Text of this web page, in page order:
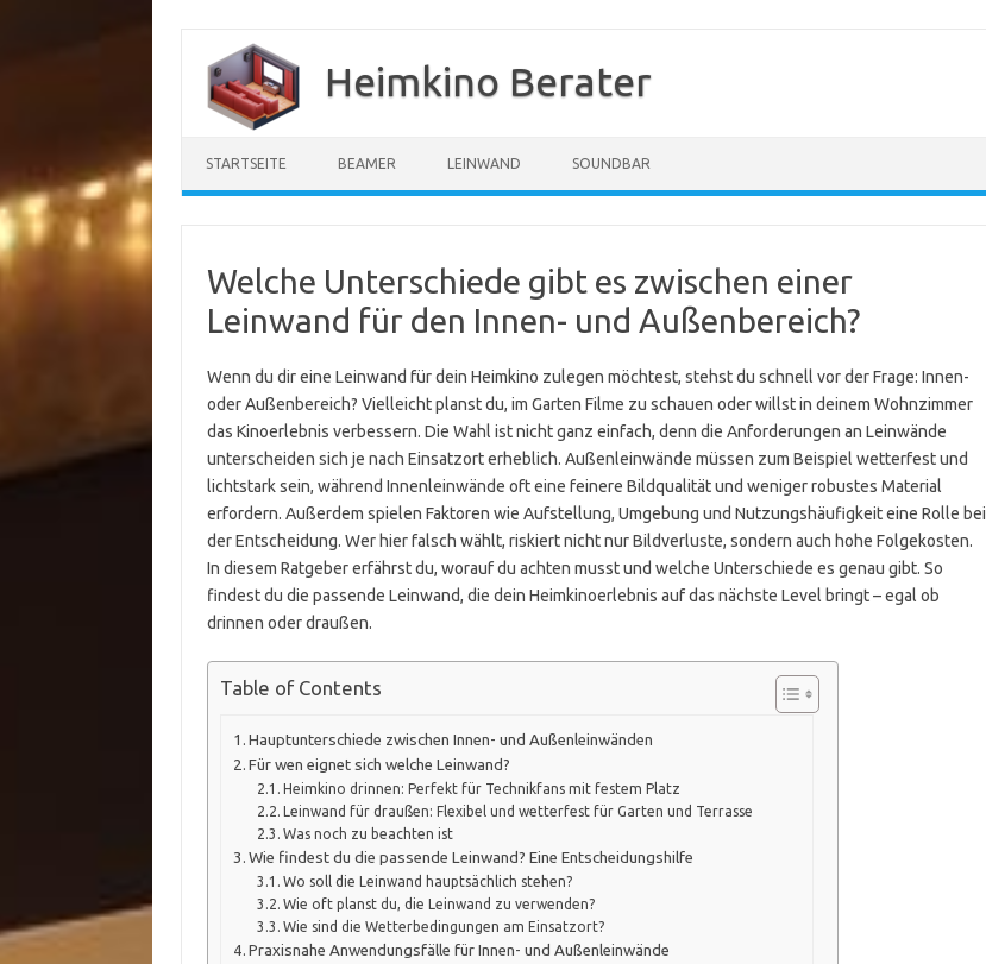
springen
Heimkino Berater
STARTSEITE BEAMER LEINWAND SOUNDBAR
Welche Unterschiede gibt es zwischen einer
Leinwand für den Innen- und Außenbereich?
Wenn du dir eine Leinwand für dein Heimkino zulegen möchtest, stehst du schnell vor der Frage: Innen-
oder Außenbereich? Vielleicht planst du, im Garten Filme zu schauen oder willst in deinem Wohnzimmer
das Kinoerlebnis verbessern. Die Wahl ist nicht ganz einfach, denn die Anforderungen an Leinwände
unterscheiden sich je nach Einsatzort erheblich. Außenleinwände müssen zum Beispiel wetterfest und
lichtstark sein, während Innenleinwände oft eine feinere Bildqualität und weniger robustes Material
erfordern. Außerdem spielen Faktoren wie Aufstellung, Umgebung und Nutzungshäufigkeit eine Rolle bei
der Entscheidung. Wer hier falsch wählt, riskiert nicht nur Bildverluste, sondern auch hohe Folgekosten.
In diesem Ratgeber erfährst du, worauf du achten musst und welche Unterschiede es genau gibt. So
findest du die passende Leinwand, die dein Heimkinoerlebnis auf das nächste Level bringt – egal ob
drinnen oder draußen.
Table of Contents
Hauptunterschiede zwischen Innen- und Außenleinwänden
Für wen eignet sich welche Leinwand?
Heimkino drinnen: Perfekt für Technikfans mit festem Platz
Leinwand für draußen: Flexibel und wetterfest für Garten und Terrasse
Was noch zu beachten ist
Wie findest du die passende Leinwand? Eine Entscheidungshilfe
Wo soll die Leinwand hauptsächlich stehen?
Wie oft planst du, die Leinwand zu verwenden?
Wie sind die Wetterbedingungen am Einsatzort?
Praxisnahe Anwendungsfälle für Innen- und Außenleinwände